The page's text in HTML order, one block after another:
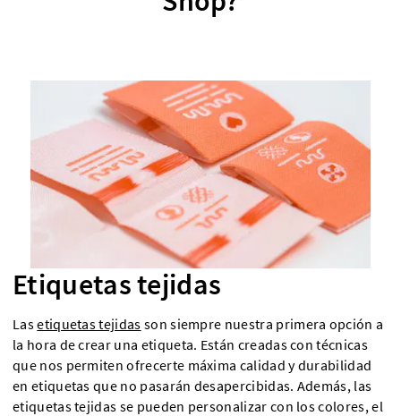
Etiquetas tejidas
Lasetiquetas tejidas son siempre nuestra primera opción a
la hora de crear una etiqueta. Están creadas con técnicas
que nos permiten ofrecerte máxima calidad y durabilidad
en etiquetas que no pasarán desapercibidas. Además, las
etiquetas tejidas se pueden personalizar con los colores, el